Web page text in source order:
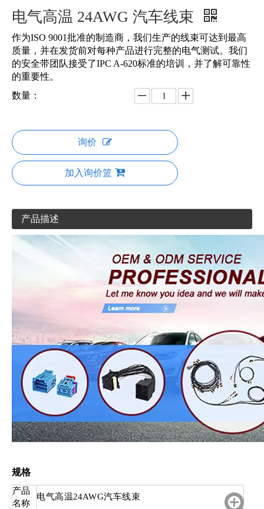
电气高温 24AWG 汽车线束
作为ISO 9001批准的制造商，我们生产的线束可达到最高
质量，并在发货前对每种产品进行完整的电气测试。我们
的安全带团队接受了IPC A-620标准的培训，并了解可靠性
的重要性。
数量：
询价
加入询价篮
产品描述
规格
产品
名称
电气高温24AWG汽车线束